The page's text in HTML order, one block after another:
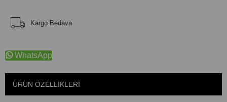
Kargo Bedava
WhatsApp
ÜRÜN ÖZELLIKLERI